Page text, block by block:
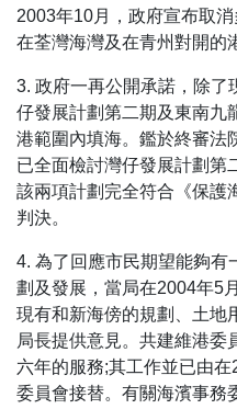
2003年10月，政府宣布取
在荃灣海灣及在青州對開的
3. 政府一再公開承諾，除了
仔發展計劃第二期及東南九
港範圍內填海。鑑於終審法
已全面檢討灣仔發展計劃第
該兩項計劃完全符合《保護
判決。
4. 為了回應市民期望能夠有
劃及發展，當局在2004年5
現有和新海傍的規劃、土地
局長提供意見。共建維港委
六年的服務;其工作並已由
委員會接替。有關海濱事務